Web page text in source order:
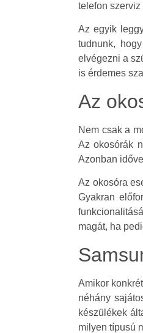
telefon
Az egyik
tudnunk,
elvégezni a
is érdemes
Az
Nem csak a
Az okosórák
Azonban
Az okosóra
Gyakran
magát, ha
Amikor
néhány
készülékek
milyen típusú